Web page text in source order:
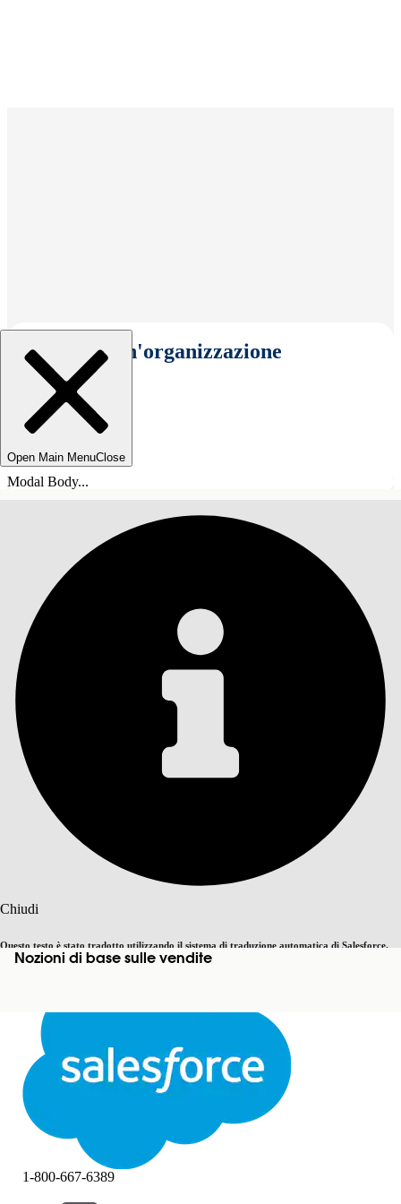
Seleziona un'organizzazione
Open Main MenuClose
Modal Body...
Chiudi
Questo testo è stato tradotto utilizzando il sistema di traduzione automatica di Salesforce.
Ulteriori dettagli sono disponibili
qui . Passa all'inglese
Chiudi Chiudi
Nozioni di base sulle vendite
SOMMARIO
1-800-667-6389